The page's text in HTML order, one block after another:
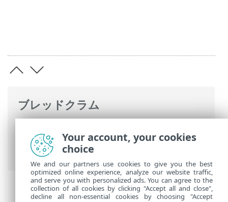
ブレッドクラム
Account >ESET Business Accountを使用
する> ユーザー管理
Your account, your cookies
choice
We and our partners use cookies to give you the best
optimized online experience, analyze our website traffic,
and serve you with personalized ads. You can agree to the
collection of all cookies by clicking "Accept all and close",
decline all non-essential cookies by choosing "Accept